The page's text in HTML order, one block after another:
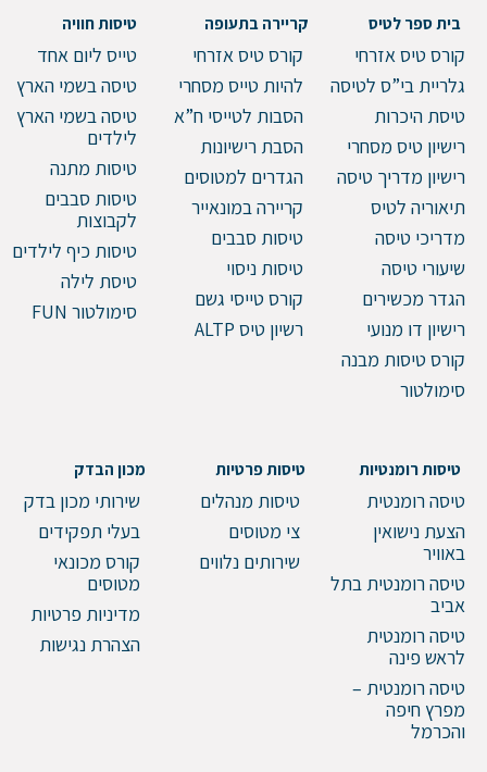
בית ספר לטיס
קורס טיס אזרחי
גלריית בי”ס לטיסה
טיסת היכרות
רישיון טיס מסחרי
רישיון מדריך טיסה
תיאוריה לטיס
מדריכי טיסה
שיעורי טיסה
הגדר מכשירים
רישיון דו מנועי
קורס טיסות מבנה
סימולטור
קריירה בתעופה
קורס טיס אזרחי
להיות טייס מסחרי
הסבות לטייסי ח”א
הסבת רישיונות
הגדרים למטוסים
קריירה במונאייר
טיסות סבבים
טיסות ניסוי
קורס טייסי גשם
רשיון טיס ALTP
טיסות חוויה
טייס ליום אחד
טיסה בשמי הארץ
טיסה בשמי הארץ
לילדים
טיסות מתנה
טיסות סבבים
לקבוצות
טיסות כיף לילדים
טיסת לילה
סימולטור FUN
טיסות רומנטיות
טיסה רומנטית
הצעת נישואין
באוויר
טיסה רומנטית בתל
אביב
טיסה רומנטית
לראש פינה
טיסה רומנטית –
מפרץ חיפה
והכרמל
טיסות פרטיות
טיסות מנהלים
צי מטוסים
שירותים נלווים
מכון הבדק
שירותי מכון בדק
בעלי תפקידים
קורס מכונאי
מטוסים
מדיניות פרטיות
הצהרת נגישות